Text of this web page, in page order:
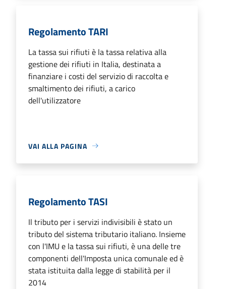
Regolamento TARI
La tassa sui rifiuti è la tassa relativa alla
gestione dei rifiuti in Italia, destinata a
finanziare i costi del servizio di raccolta e
smaltimento dei rifiuti, a carico
dell'utilizzatore
VAI ALLA PAGINA
Regolamento TASI
Il tributo per i servizi indivisibili è stato un
tributo del sistema tributario italiano. Insieme
con l'IMU e la tassa sui rifiuti, è una delle tre
componenti dell'Imposta unica comunale ed è
stata istituita dalla legge di stabilità per il
2014